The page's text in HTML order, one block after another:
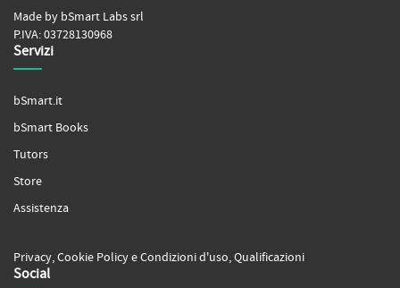
Made by bSmart Labs srl
P.IVA: 03728130968
Servizi
bSmart.it
bSmart Books
Tutors
Store
Assistenza
Privacy,Cookie PolicyeCondizioni d'uso,Qualificazioni
Social